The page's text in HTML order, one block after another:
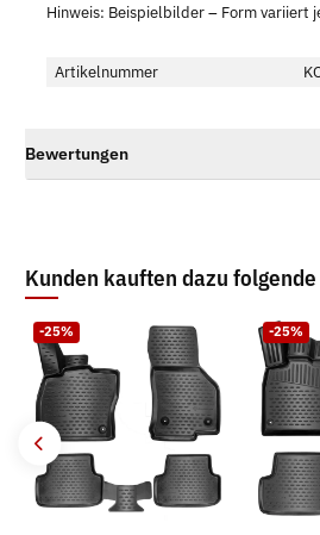
Hinweis: Beispielbilder – Form variiert
Artikelnummer
Bewertungen
Kunden kauften dazu
-25% -25%